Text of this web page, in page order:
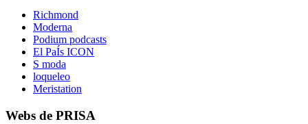
Richmond
Moderna
Podium podcasts
El PaÍs ICON
S moda
loqueleo
Meristation
Webs de PRISA